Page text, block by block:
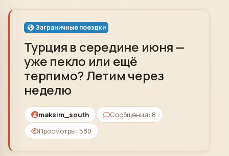
Заграничные поездки
Турция в середине июня —
уже пекло или ещё
терпимо? Летим через
неделю
maksim_south
Сообщения: 8
Просмотры: 580